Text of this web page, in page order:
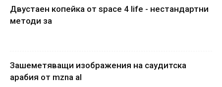
Двустаен копейка от space 4 life - нестандартни
методи за
Зашеметяващи изображения на саудитска
арабия от mzna al